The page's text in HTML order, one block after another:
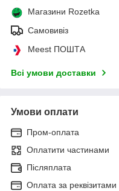
Магазини Rozetka
Самовивіз
Meest ПОШТА
Всі умови доставки
Умови оплати
Пром-оплата
Оплатити частинами
Післяплата
Оплата за реквізитами